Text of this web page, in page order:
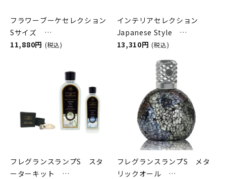
フラワーブーケセレクション
Sサイズ
ASHLEIGH&BURWOOD（ア
11,880円 (税込)
インテリアセレクション
Japanese Style
ASHLEIGH&BURWOOD（ア
13,310円 (税込)
フレグランスランプS スタ
ーターキット
フレグランスランプS メタ
リックオール